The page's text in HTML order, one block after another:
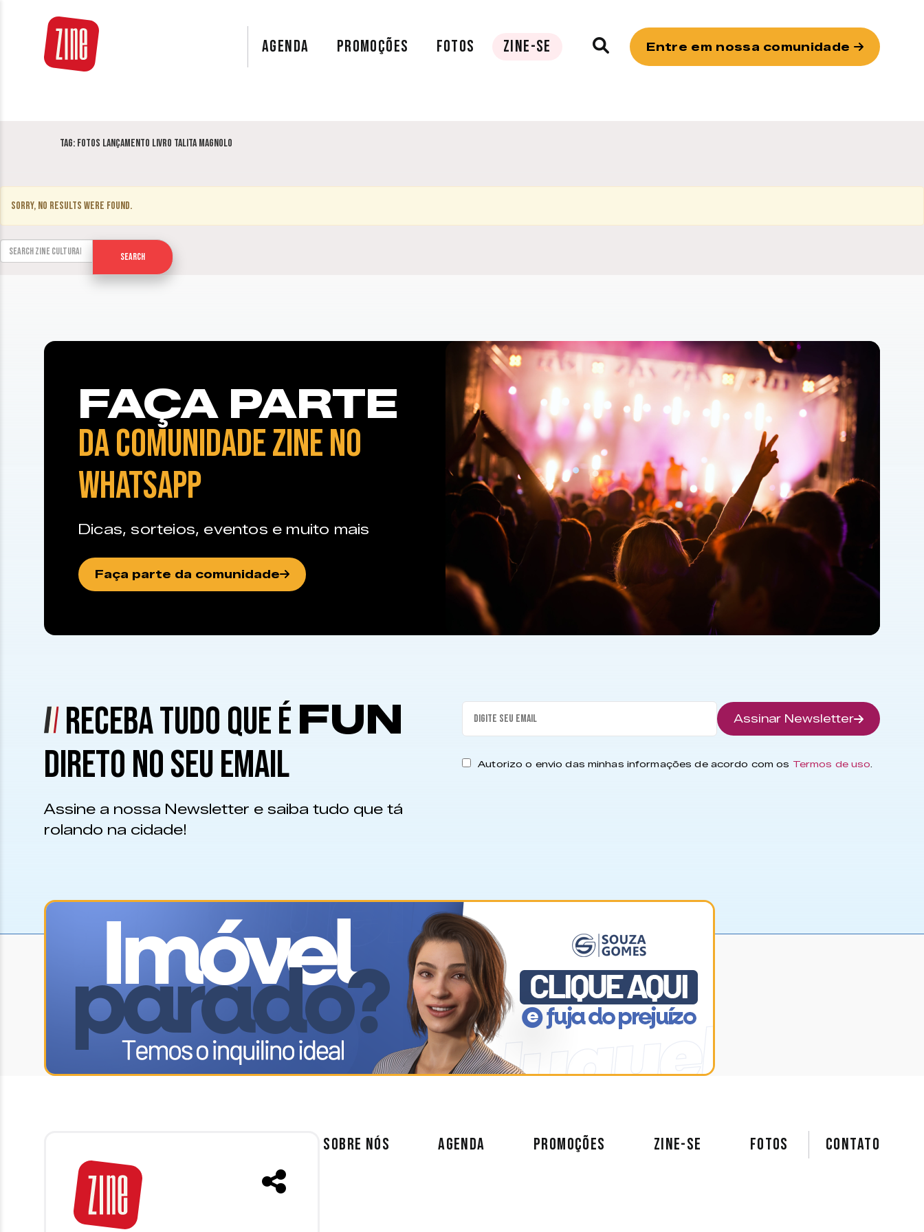
AGENDA PROMOÇÕES FOTOS ZINE-SE Entre em nossa comunidade
Tag: Fotos lançamento livro Talita Magnolo
Sorry, no results were found.
Search for:
Search
FAÇA PARTE
DA COMUNIDADE ZINE NO
WHATSAPP
Dicas, sorteios, eventos e muito mais
Faça parte da comunidade
RECEBA TUDO QUE ÉFUN
DIRETO NO SEU EMAIL
Assine a nossa Newsletter e saiba tudo que tá
rolando na cidade!
Assinar Newsletter
Autorizo o envio das minhas informações de acordo com os Termos de uso
SOBRE NÓS AGENDA PROMOÇÕES ZINE-SE FOTOS Contato